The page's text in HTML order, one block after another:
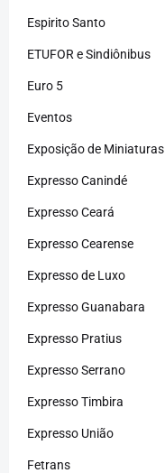
Espirito Santo
ETUFOR e Sindiônibus
Euro 5
Eventos
Exposição de Miniaturas
Expresso Canindé
Expresso Ceará
Expresso Cearense
Expresso de Luxo
Expresso Guanabara
Expresso Pratius
Expresso Serrano
Expresso Timbira
Expresso União
Fetrans